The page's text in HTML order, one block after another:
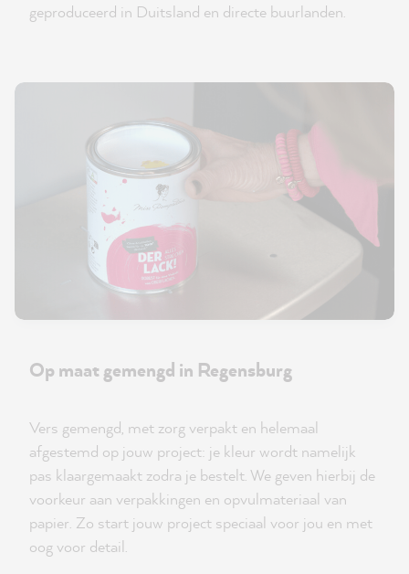
geproduceerd in Duitsland en directe buurlanden.
Op maat gemengd in Regensburg
Vers gemengd, met zorg verpakt en helemaal
afgestemd op jouw project: je kleur wordt namelijk
pas klaargemaakt zodra je bestelt. We geven hierbij de
voorkeur aan verpakkingen en opvulmateriaal van
papier. Zo start jouw project speciaal voor jou en met
oog voor detail.